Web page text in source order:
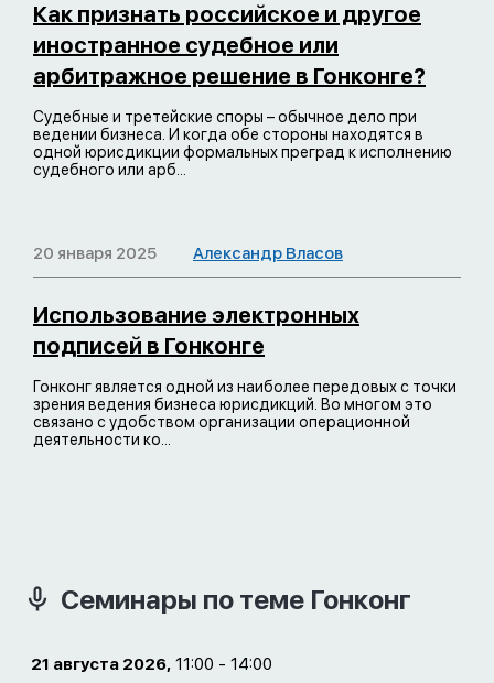
Как признать российское и другое
иностранное судебное или
арбитражное решение в Гонконге?
Судебные и третейские споры – обычное дело при
ведении бизнеса. И когда обе стороны находятся в
одной юрисдикции формальных преград к исполнению
судебного или арб...
20 января 2025 Александр Власов
Использование электронных
подписей в Гонконге
Гонконг является одной из наиболее передовых с точки
зрения ведения бизнеса юрисдикций. Во многом это
связано с удобством организации операционной
деятельности ко...
Семинары по теме Гонконг
21 августа 2026, 11:00 - 14:00